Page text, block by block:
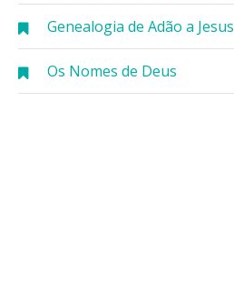
Genealogia de Adão a Jesus
Os Nomes de Deus